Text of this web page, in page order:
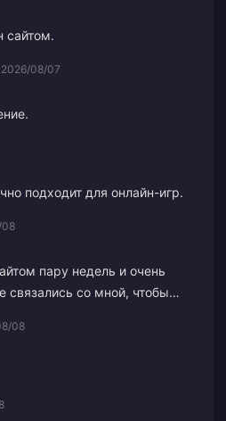
сайтом.
2026/08/07
подходит для онлайн-игр.
пару недель и очень
связались со мной, чтобы
добрым и отзывчивым.
08